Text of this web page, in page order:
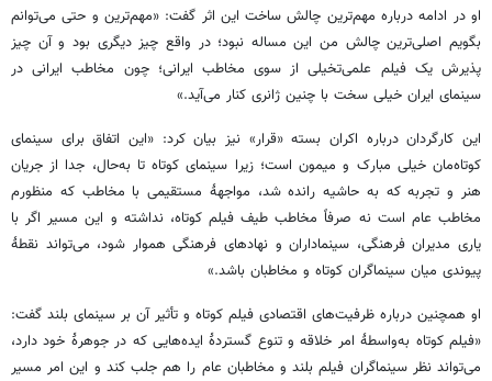
او در ادامه درباره مهم‌ترین چالش ساخت این اثر گفت: «مهم‌ترین و حتی می‌توانم
بگویم اصلی‌ترین چالش من این مساله نبود؛ در واقع چیز دیگری بود و آن چیز
پذیرش یک فیلم علمی‌تخیلی از سوی مخاطب ایرانی؛ چون مخاطب ایرانی در
سینمای ایران خیلی سخت با چنین ژانری کنار می‌آید.»
این کارگردان درباره اکران بسته «قرار» نیز بیان کرد: «این اتفاق برای سینمای
کوتاه‌مان خیلی مبارک و میمون است؛ زیرا سینمای کوتاه تا به‌حال، جدا از جریان
هنر و تجربه که به حاشیه رانده شد، مواجهۀ مستقیمی با مخاطب که منظورم
مخاطب عام است نه صرفاً مخاطب طیف فیلم کوتاه، نداشته و این مسیر اگر با
یاری مدیران فرهنگی، سینماداران و نهادهای فرهنگی هموار شود، می‌تواند نقطۀ
پیوندی میان سینماگران کوتاه و مخاطبان باشد.»
او همچنین درباره ظرفیت‌های اقتصادی فیلم کوتاه و تأثیر آن بر سینمای بلند گفت:
«فیلم کوتاه به‌واسطۀ امر خلاقه و تنوع گستردۀ ایده‌هایی که در جوهرۀ خود دارد،
می‌تواند نظر سینماگران فیلم بلند و مخاطبان عام را هم جلب کند و این امر مسیر